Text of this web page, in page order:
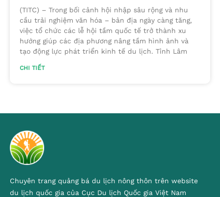
(TITC) – Trong bối cảnh hội nhập sâu rộng và nhu
cầu trải nghiệm văn hóa – bản địa ngày càng tăng,
việc tổ chức các lễ hội tầm quốc tế trở thành xu
hướng giúp các địa phương nâng tầm hình ảnh và
tạo động lực phát triển kinh tế du lịch. Tỉnh Lâm
CHI TIẾT
Chuyên trang quảng bá du lịch nông thôn trên website
du lịch quốc gia của Cục Du lịch Quốc gia Việt Nam